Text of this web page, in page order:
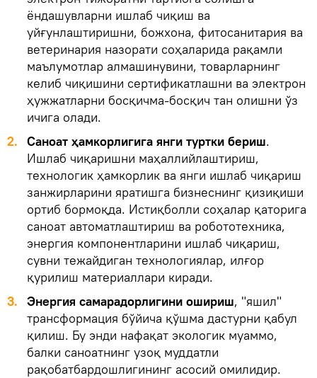
ёндашувларни ишлаб чиқиш ва
уйғунлаштиришни, божхона, фитосанитария ва
ветеринария назорати соҳаларида рақамли
маълумотлар алмашинувини, товарларнинг
келиб чиқишини сертификатлашни ва электрон
ҳужжатларни босқичма-босқич тан олишни ўз
ичига олади.
2.
Саноат ҳамкорлигига янги туртки бериш.
Ишлаб чиқаришни маҳаллийлаштириш,
технологик ҳамкорлик ва янги ишлаб чиқариш
занжирларини яратишга бизнеснинг қизиқиши
ортиб бормоқда. Истиқболли соҳалар қаторига
саноат автоматлаштириш ва робототехника,
энергия компонентларини ишлаб чиқариш,
сувни тежайдиган технологиялар, илғор
қурилиш материаллари киради.
3.
Энергия самарадорлигини ошириш, "яшил"
трансформация бўйича қўшма дастурни қабул
қилиш. Бу энди нафақат экологик муаммо,
балки саноатнинг узоқ муддатли
рақобатбардошлигининг асосий омилидир.